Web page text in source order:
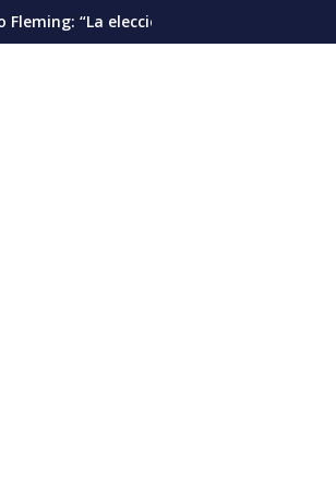
debería pautarse para diciembre
Cáncer de pulmón en